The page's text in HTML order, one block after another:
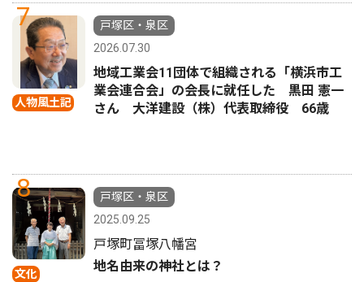
7
人物風土記
戸塚区・泉区
2026.07.30
地域工業会11団体で組織される「横浜市工
業会連合会」の会長に就任した 黒田 憲一
さん 大洋建設（株）代表取締役 66歳
8
文化
戸塚区・泉区
2025.09.25
戸塚町冨塚八幡宮
地名由来の神社とは？